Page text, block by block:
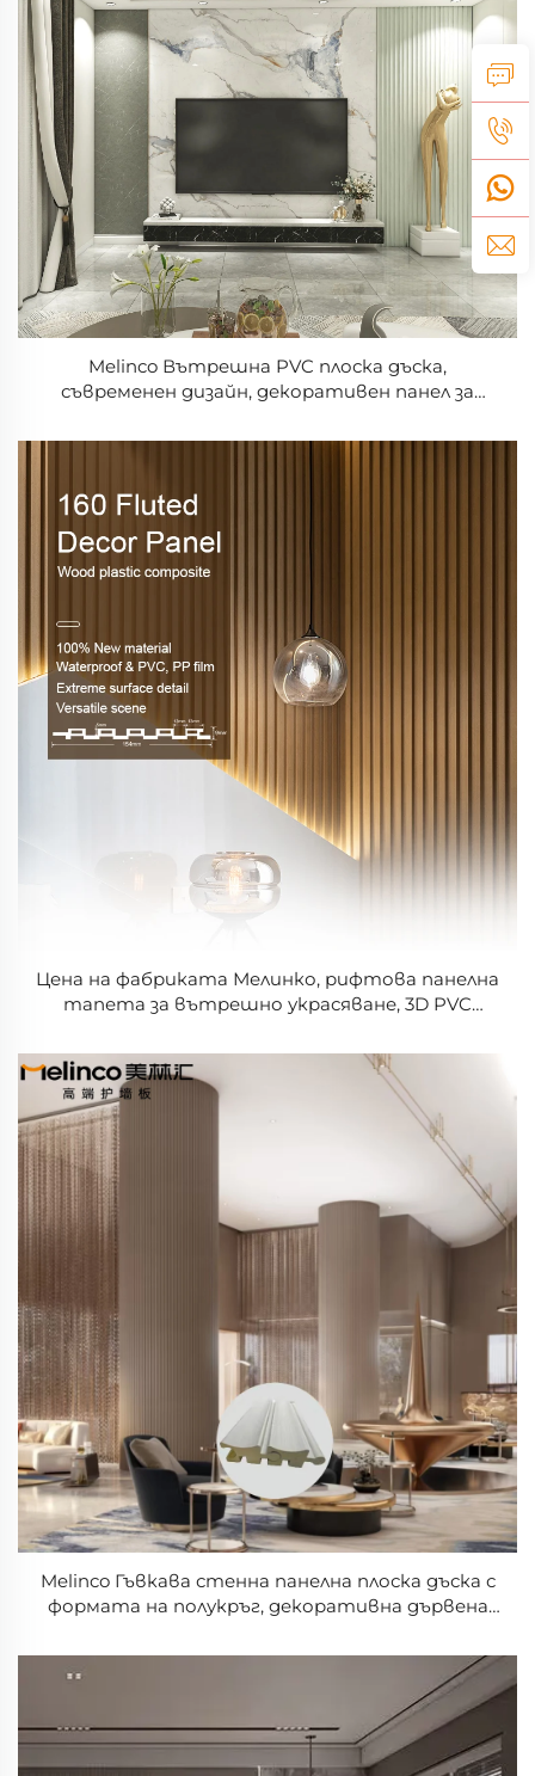
Melinco Вътрешна PVC плоска дъска,
съвременен дизайн, декоративен панел за
дневна, висококачествен лист
Цена на фабриката Мелинко, рифтова панелна
тапета за вътрешно украсяване, 3D PVC
луксозно оформление
Melinco Гъвкава стенна панелна плоска дъска с
формата на полукръг, декоративна дървена
стенна панел